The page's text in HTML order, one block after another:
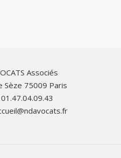
Associés
Sèze 75009 Paris